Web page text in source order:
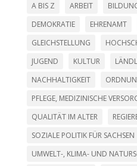
A BIS Z ARBEIT
DEMOKRATIE
EHRENAMT
GLEICHSTELLUNG
JUGEND
KULTUR
NACHHALTIGKEIT
PFLEGE, MEDIZINISCHE
QUALITÄT IM ALTER
SOZIALE POLITIK FÜR SACHSEN
UMWELT-, KLIMA- UND